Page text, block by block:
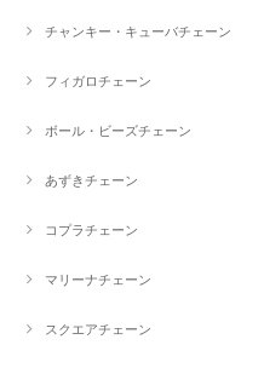
チャンキー・キューバチェーン
フィガロチェーン
ボール・ビーズチェーン
あずきチェーン
コプラチェーン
マリーナチェーン
スクエアチェーン